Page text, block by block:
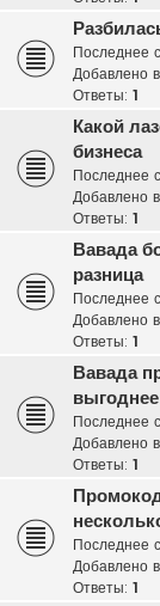
Последнее
Добавлено
Ответы: 1
Какой
бизнеса
Последнее
Добавлено
Ответы: 1
Вавада
разница
Последнее
Добавлено
Ответы: 1
Вавада
Последнее
Добавлено
Ответы: 1
Последнее
Добавлено
Ответы: 1